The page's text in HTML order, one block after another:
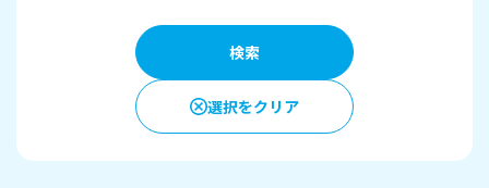
解説教材 カード帳
確認テスト
自動個別課題
指定教材学習・一斉学習
オフライン学習
保護者サービス
選択をクリア